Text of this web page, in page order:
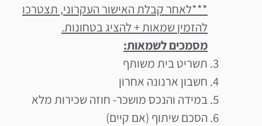
***לאחר קבלת האישור העקרוני, תצטרכו
להזמין שמאות + להציג בטחונות.
מסמכים לשמאות:
תשריט בית משותף
חשבון ארנונה אחרון
במידה והנכס מושכר- חוזה שכירות מלא
הסכם שיתוף (אם קיים)